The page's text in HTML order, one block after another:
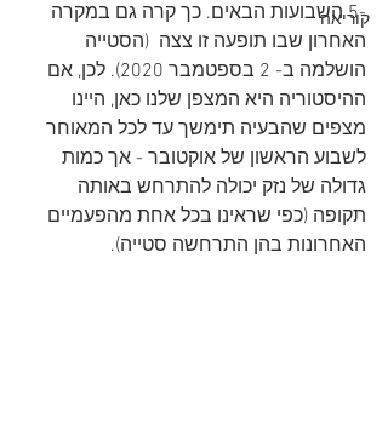
קוריאה
-5 השבועות הבאים. כך קרה גם במקרה
האחרון שבו תופעה זו צצה  (הסטייה
הושלמה ב- 2 בספטמבר 2020). לכן, אם
ההיסטוריה היא המצפן שלנו כאן, היינו
מצפים שהבעיה תימשך עד לכל המאוחר
לשבוע הראשון של אוקטובר - אך כמות
גדולה של נזק יכולה להתרחש באותה
תקופה (כפי שראינו בכל אחת מהפעמיים
האחרונות בהן התרחשה סטייה).